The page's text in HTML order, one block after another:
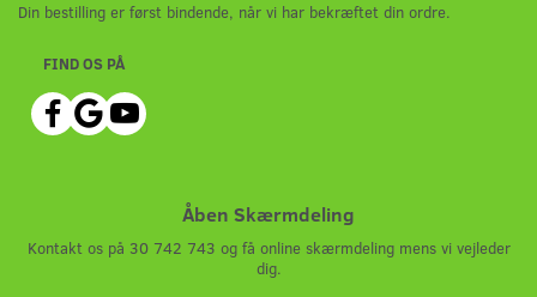
Din bestilling er først bindende, når vi har bekræftet din ordre.
FIND OS PÅ
Åben Skærmdeling
Kontakt os på 30 742 743 og få online skærmdeling mens vi vejleder
dig.